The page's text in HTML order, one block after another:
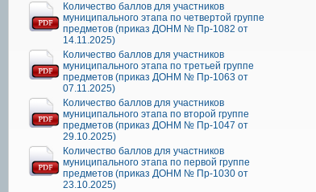
Количество баллов для участников
муниципального этапа по четвертой группе
предметов (приказ ДОНМ № Пр-1082 от
14.11.2025)
Количество баллов для участников
муниципального этапа по третьей группе
предметов (приказ ДОНМ № Пр-1063 от
07.11.2025)
Количество баллов для участников
муниципального этапа по второй группе
предметов (приказ ДОНМ № Пр-1047 от
29.10.2025)
Количество баллов для участников
муниципального этапа по первой группе
предметов (приказ ДОНМ № Пр-1030 от
23.10.2025)